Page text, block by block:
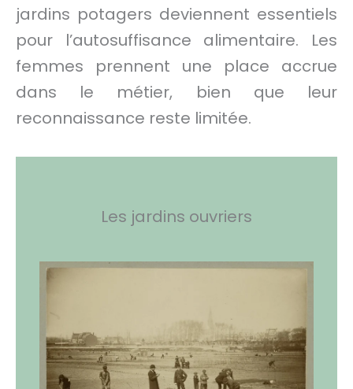
jardins potagers deviennent essentiels
pour l’autosuffisance alimentaire. Les
femmes prennent une place accrue
dans le métier, bien que leur
reconnaissance reste limitée.
Les jardins ouvriers